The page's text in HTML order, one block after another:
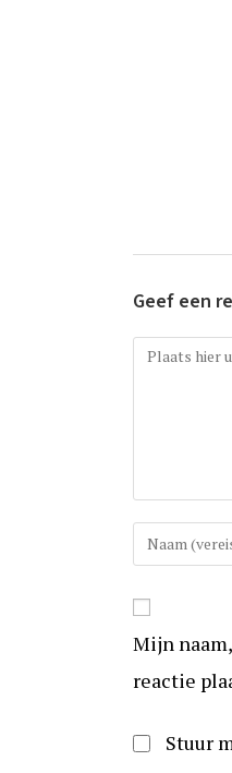
Geef een
Reactie
Vul
uw
in
om
te
Mijn
reactie
Stuur